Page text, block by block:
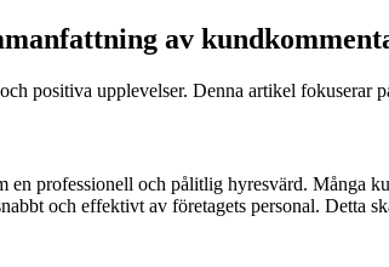
av
positiva upplevelser. Denna artikel fokuserar
professionell och pålitlig hyresvärd. Många
och effektivt av företagets personal. Detta